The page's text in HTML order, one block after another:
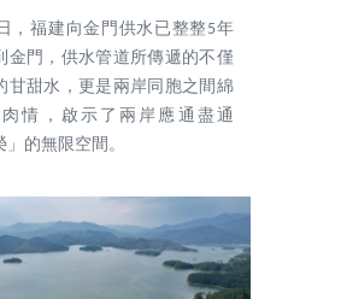
，福建向金門供水已整整5年
金門，供水管道所傳遞的不僅
甘甜水，更是兩岸同胞之間綿
情，啟示了兩岸應通盡通
」的無限空間。